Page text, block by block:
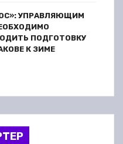
УПРАВЛЯЮЩИМ
ПОДГОТОВКУ
К ЗИМЕ